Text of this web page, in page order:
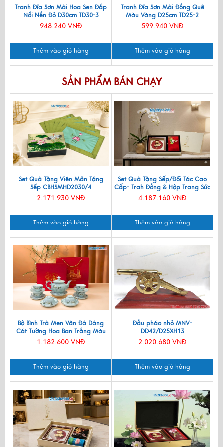
Tranh Đĩa Sơn Mài Hoa Sen Đắp
Nổi Nền Đỏ D30cm TD30-3
948.240 VNĐ
Thêm vào giỏ hàng
Tranh Đĩa Sơn Mài Đồng Quê
Màu Vàng D25cm TD25-2
599.940 VNĐ
Thêm vào giỏ hàng
SẢN PHẨM BÁN CHẠY
Set Quà Tặng Viên Mãn Tặng
Sếp CBHSMHD2030/4
2.171.930 VNĐ
Thêm vào giỏ hàng
Set Quà Tặng Sếp/Đối Tác Cao
Cấp- Trah Đồng & Hộp Trang Sức
Sơn Mài CBQT004
4.187.160 VNĐ
Thêm vào giỏ hàng
Bộ Bình Trà Men Vân Đá Dáng
Cát Tường Hoa Ban Trắng Màu
Xanh Lam VBT12/8
1.182.600 VNĐ
Thêm vào giỏ hàng
Đầu pháo nhỏ MNV-
DD42/D25XH13
2.020.680 VNĐ
Thêm vào giỏ hàng